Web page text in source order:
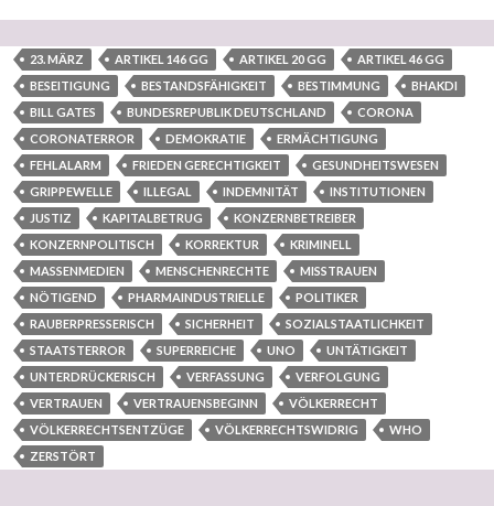
23. MÄRZ ARTIKEL 146 GG ARTIKEL 20 GG
ARTIKEL 46 GG
BESEITIGUNG
BESTANDSFÄHIGKEIT BESTIMMUNG
BHAKDI
BILL GATES
BUNDESREPUBLIK DEUTSCHLAND
CORONA
CORONATERROR
DEMOKRATIE
ERMÄCHTIGUNG
FEHLALARM
FRIEDEN GERECHTIGKEIT
GESUNDHEITSWESEN
GRIPPEWELLE
ILLEGAL INDEMNITÄT
INSTITUTIONEN
JUSTIZ
KAPITALBETRUG
KONZERNBETREIBER
KONZERNPOLITISCH
KORREKTUR
KRIMINELL
MASSENMEDIEN
MENSCHENRECHTE
MISSTRAUEN
NÖTIGEND
PHARMAINDUSTRIELLE
POLITIKER
RAUBERPRESSERISCH
SICHERHEIT
SOZIALSTAATLICHKEIT
STAATSTERROR
SUPERREICHE UNO
UNTÄTIGKEIT
UNTERDRÜCKERISCH
VERFASSUNG
VERFOLGUNG
VERTRAUEN
VERTRAUENSBEGINN
VÖLKERRECHT
VÖLKERRECHTSENTZÜGE
VÖLKERRECHTSWIDRIG
WHO
ZERSTÖRT